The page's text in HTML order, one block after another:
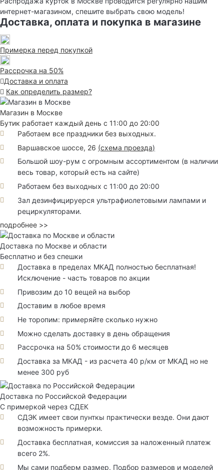
интернет-магазином, спешите выбрать свою модель!
Доставка, оплата и покупка в магазине
Примерка перед покупкой
Рассрочка на 50%
Доставка и оплата
Как определить размер?
Магазин в Москве
Бутик работает каждый день с 11:00 до 20:00
Работаем все праздники без выходных.
Варшавское шоссе, 26 (схема проезда)
Большой шоу-рум с огромным ассортиментом (в наличии
весь товар, который есть на сайте)
Работаем без выходных с 11:00 до 20:00
Зал дезинфицируерся ультрафиолетовыми лампами и
рециркуляторами.
подробнее >>
Доставка по Москве и области
Бесплатно и без спешки
Доставка в пределах МКАД полностью бесплатная!
Исключение - часть товаров по акции
Привозим до 10 вещей на выбор
Доставим в любое время
Не торопим: примеряйте сколько нужно
Можно сделать доставку в день обращения
Рассрочка на 50% стоимости до 6 месяцев
Доставка за МКАД - из расчета 40 р/км от МКАД но не
менее 300 руб
Доставка по Российской Федерации
С примеркой через СДЕК
СДЭК имеет свои пунткы практически везде. Они дают
возможность примерки.
Доставка бесплатная, комиссия за наложенный платеж
всего 2%.
Мы сами подберм размер. Подбор размеров и моделей